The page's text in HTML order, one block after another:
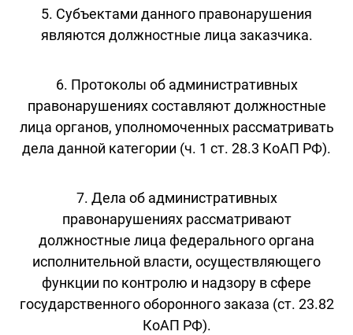
5. Субъектами данного правонарушения
являются должностные лица заказчика.
6. Протоколы об административных
правонарушениях составляют должностные
лица органов, уполномоченных рассматривать
дела данной категории (ч. 1 ст. 28.3 КоАП РФ).
7. Дела об административных
правонарушениях рассматривают
должностные лица федерального органа
исполнительной власти, осуществляющего
функции по контролю и надзору в сфере
государственного оборонного заказа (ст. 23.82
КоАП РФ).